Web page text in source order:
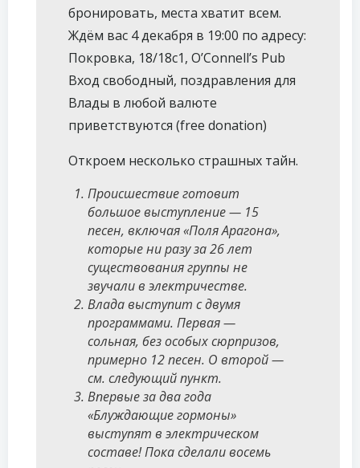
бронировать, места хватит всем.
Ждём вас 4 декабря в 19:00 по адресу:
Покровка, 18/18с1, O’Connell’s Рub
Вход свободный, поздравления для
Влады в любой валюте
приветствуются (free donation)
Откроем несколько страшных тайн.
Происшествие готовит
большое выступление — 15
песен, включая «Поля Арагона»,
которые ни разу за 26 лет
существования группы не
звучали в электричестве.
Влада выступит с двумя
программами. Первая —
сольная, без особых сюрпризов,
примерно 12 песен. О второй —
см. следующий пункт.
Впервые за два года
«Блуждающие гормоны»
выступят в электрическом
составе! Пока сделали восемь